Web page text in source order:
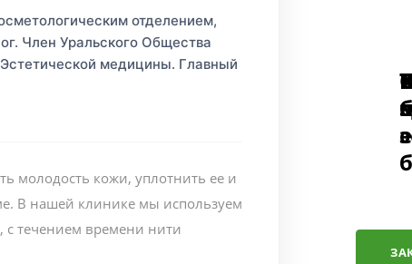
отделением,
Член Уральского Общества
медицины. Главный
молодость кожи, уплотнить ее и
В нашей клинике мы используем
с течением времени нити